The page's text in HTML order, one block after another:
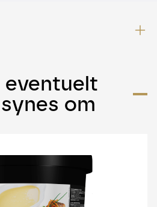
eventuelt
om